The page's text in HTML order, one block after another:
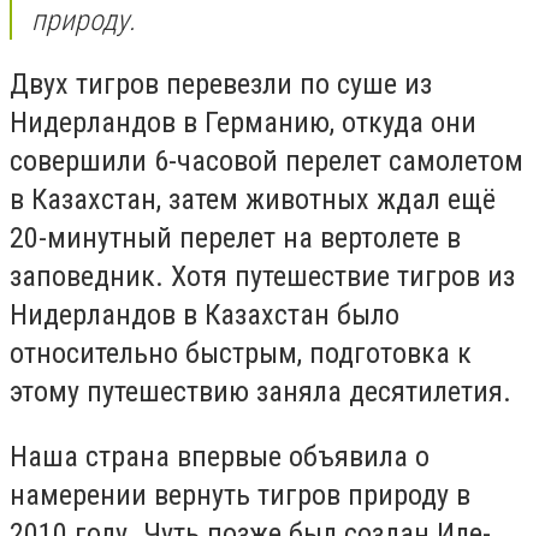
природу.
Двух тигров перевезли по суше из
Нидерландов в Германию, откуда они
совершили 6-часовой перелет самолетом
в Казахстан, затем животных ждал ещё
20-минутный перелет на вертолете в
заповедник. Хотя путешествие тигров из
Нидерландов в Казахстан было
относительно быстрым, подготовка к
этому путешествию заняла десятилетия.
Наша страна впервые объявила о
намерении вернуть тигров природу в